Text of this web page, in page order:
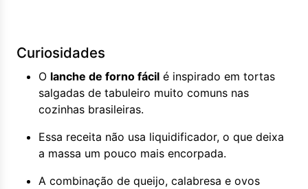
Curiosidades
O lanche de forno fácil é inspirado em tortas
salgadas de tabuleiro muito comuns nas
cozinhas brasileiras.
Essa receita não usa liquidificador, o que deixa
a massa um pouco mais encorpada.
A combinação de queijo, calabresa e ovos